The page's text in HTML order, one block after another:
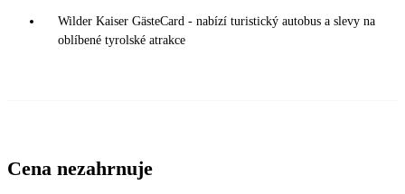
Wilder Kaiser GästeCard - nabízí turistický autobus a slevy na
oblíbené tyrolské atrakce
Cena nezahrnuje